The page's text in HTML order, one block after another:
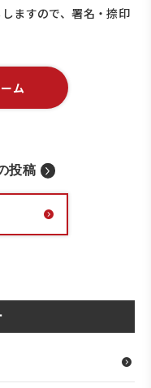
ますので、署名・捺印
ム
投稿